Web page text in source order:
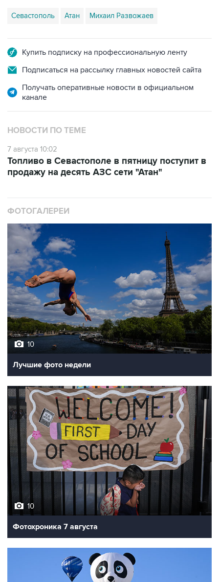
Подписаться на рассылку главных новостей сайта
Получать оперативные новости в официальном
НОВОСТИ ПО ТЕМЕ
7 августа 10:02
продажу на десять АЗС сети "Атан"
10
Лучшие фото недели
10
Фотохроника 7 августа